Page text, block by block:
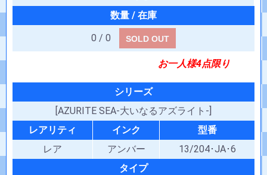
0 / 0 SOLD OUT
お一人様4点限り
シリーズ
[AZURITE SEA-大いなるアズライト-]
レアリティ
インク
型番
レア
アンバー
13/204･JA･6
タイプ